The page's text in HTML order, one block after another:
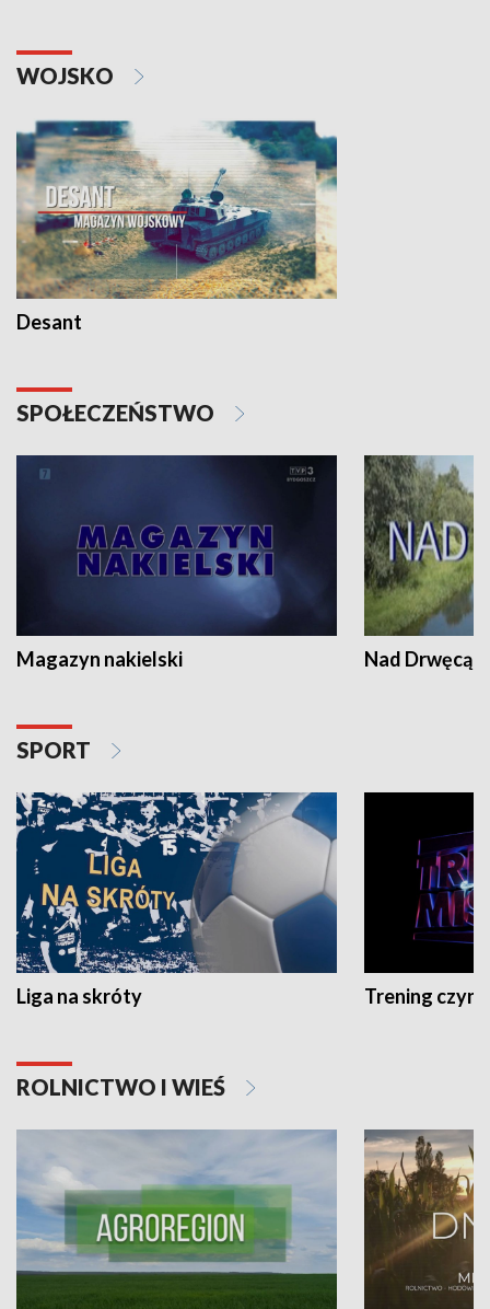
WOJSKO
Desant
SPOŁECZEŃSTWO
Magazyn nakielski Nad Drwęcą
SPORT
Liga na skróty Trening czyni
ROLNICTWO I WIEŚ